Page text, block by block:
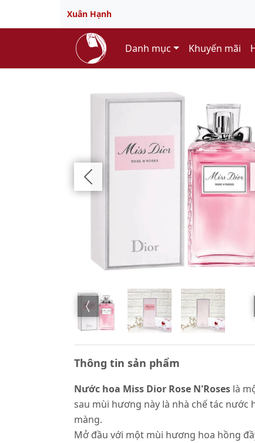
Xuân Hạnh
Danh mục Khuyến mãi
Thông tin sản phẩm
Nước hoa Miss Dior Rose N'Roses là
sau mùi hương này là nhà chế tác nước
màng.
Mở đầu với một mùi hương hoa hồng